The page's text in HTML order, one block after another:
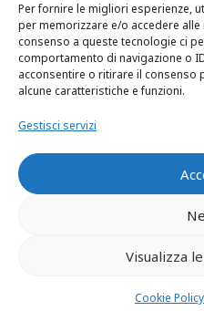
Per fornire le migliori esperienze,
per memorizzare e/o accedere
consenso a queste tecnologie ci
comportamento di navigazione o
acconsentire o ritirare il consenso
alcune caratteristiche e funzioni.
Gestisci servizi
Visualizza
Cookie Policy